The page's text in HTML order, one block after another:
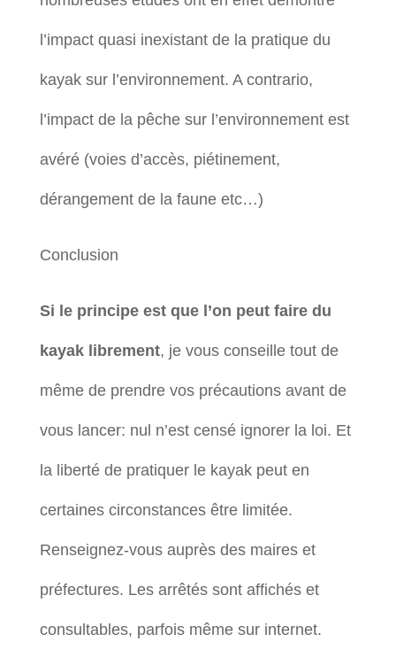
l’impact quasi inexistant de la pratique du
kayak sur l’environnement. A contrario,
l’impact de la pêche sur l’environnement est
avéré (voies d’accès, piétinement,
dérangement de la faune etc…)
Conclusion
Si le principe est que l’on peut faire du
kayak librement, je vous conseille tout de
même de prendre vos précautions avant de
vous lancer: nul n’est censé ignorer la loi. Et
la liberté de pratiquer le kayak peut en
certaines circonstances être limitée.
Renseignez-vous auprès des maires et
préfectures. Les arrêtés sont affichés et
consultables, parfois même sur internet.